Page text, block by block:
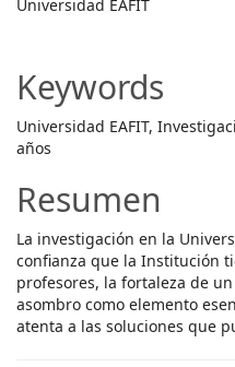
Article
Universidad EAFIT
Keywords
Universidad EAFIT,
años
Resumen
La investigación en la
confianza que la Institución
profesores, la fortaleza de
asombro como elemento
atenta a las soluciones que